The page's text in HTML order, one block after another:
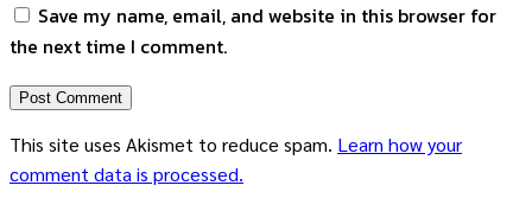
Save my name, email, and website in this browser for
the next time I comment.
This site uses Akismet to reduce spam. Learn how your
comment data is processed.